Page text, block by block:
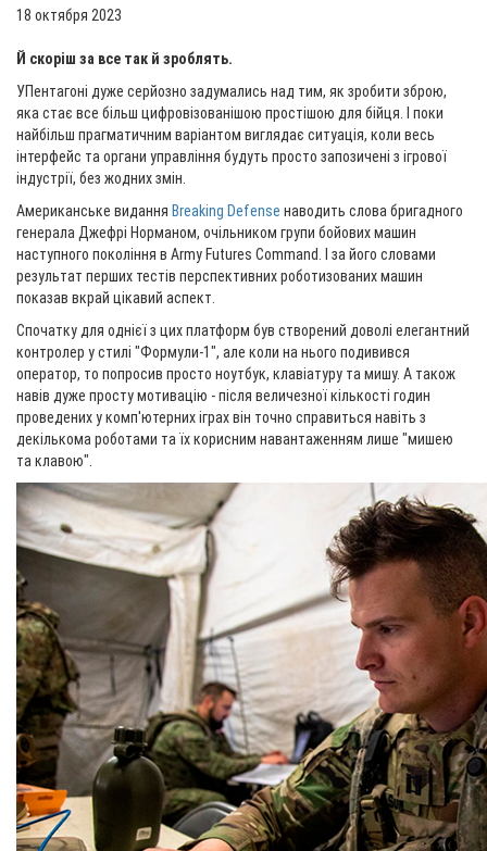
18 октября 2023
Й скоріш за все так й зроблять.
УПентагоні дуже серйозно задумались над тим, як зробити зброю,
яка стає все більш цифровізованішою простішою для бійця. І поки
найбільш прагматичним варіантом виглядає ситуація, коли весь
інтерфейс та органи управління будуть просто запозичені з ігрової
індустрії, без жодних змін.
Американське видання Breaking Defense наводить слова бригадного
генерала Джефрі Норманом, очільником групи бойових машин
наступного покоління в Army Futures Command. І за його словами
результат перших тестів перспективних роботизованих машин
показав вкрай цікавий аспект.
Спочатку для однієї з цих платформ був створений доволі елегантний
контролер у стилі "Формули-1", але коли на нього подивився
оператор, то попросив просто ноутбук, клавіатуру та мишу. А також
навів дуже просту мотивацію - після величезної кількості годин
проведених у комп'ютерних іграх він точно справиться навіть з
декількома роботами та їх корисним навантаженням лише "мишею
та клавою".